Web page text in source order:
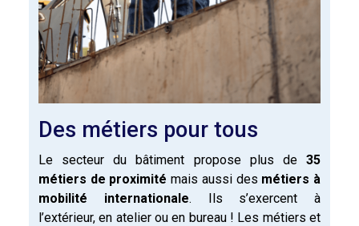
Des métiers pour tous
Le secteur du bâtiment propose plus de 35
métiers de proximité mais aussi des métiers à
mobilité internationale. Ils s’exercent à
l’extérieur, en atelier ou en bureau ! Les métiers et